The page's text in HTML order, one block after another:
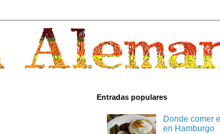
Entradas populares
Donde comer
en Hamburgo